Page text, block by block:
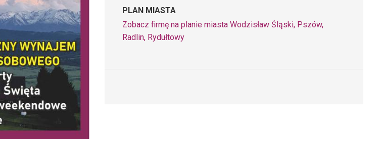
PLAN MIASTA
Zobacz firmę na planie miasta Wodzisław Śląski, Pszów,
Radlin, Rydułtowy